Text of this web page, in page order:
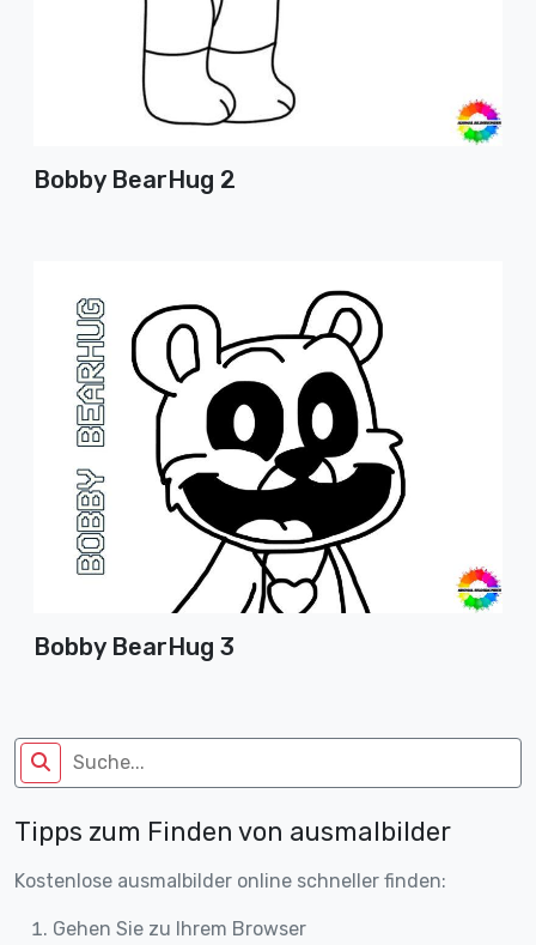
Bobby BearHug 2
Bobby BearHug 3
Tipps zum Finden von ausmalbilder
Kostenlose ausmalbilder online schneller finden:
Gehen Sie zu Ihrem Browser